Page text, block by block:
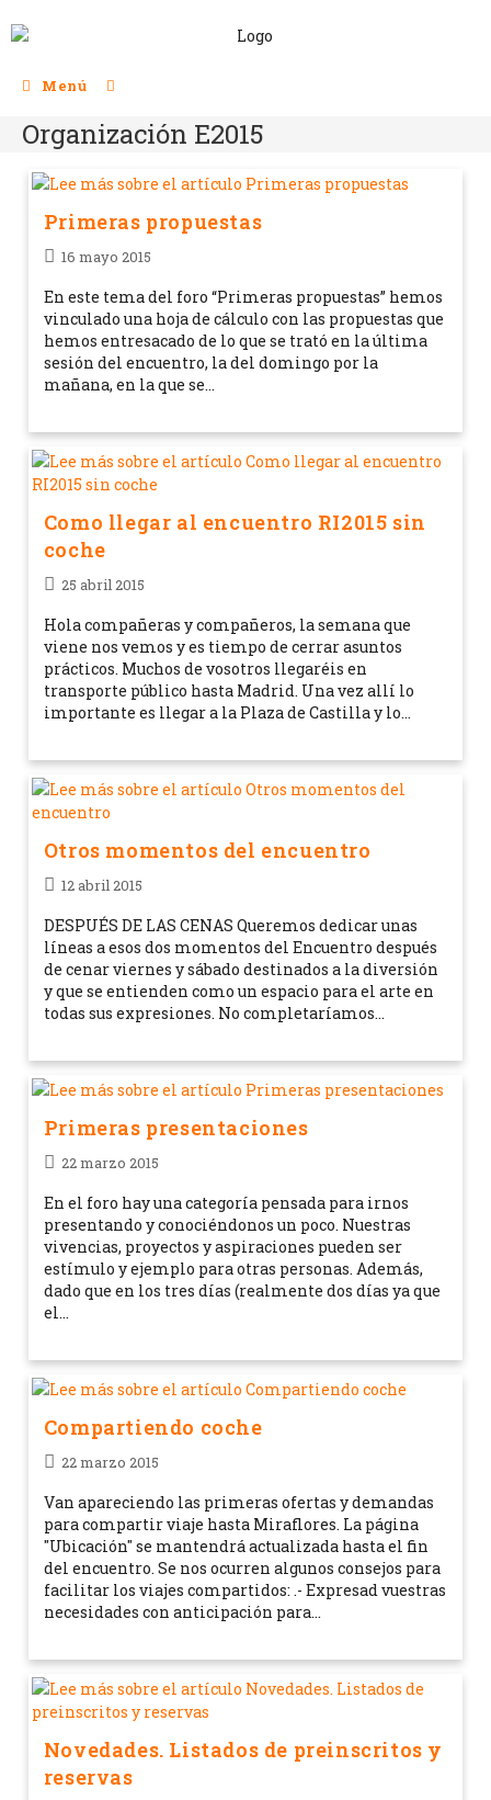
Menú
Organización E2015
Primeras propuestas
16 mayo 2015
En este tema del foro “Primeras propuestas” hemos
vinculado una hoja de cálculo con las propuestas que
hemos entresacado de lo que se trató en la última
sesión del encuentro, la del domingo por la
mañana, en la que se…
Como llegar al encuentro RI2015 sin
coche
25 abril 2015
Hola compañeras y compañeros, la semana que
viene nos vemos y es tiempo de cerrar asuntos
prácticos. Muchos de vosotros llegaréis en
transporte público hasta Madrid. Una vez allí lo
importante es llegar a la Plaza de Castilla y lo…
Otros momentos del encuentro
12 abril 2015
DESPUÉS DE LAS CENAS Queremos dedicar unas
líneas a esos dos momentos del Encuentro después
de cenar viernes y sábado destinados a la diversión
y que se entienden como un espacio para el arte en
todas sus expresiones. No completaríamos…
Primeras presentaciones
22 marzo 2015
En el foro hay una categoría pensada para irnos
presentando y conociéndonos un poco. Nuestras
vivencias, proyectos y aspiraciones pueden ser
estímulo y ejemplo para otras personas. Además,
dado que en los tres días (realmente dos días ya que
el…
Compartiendo coche
22 marzo 2015
Van apareciendo las primeras ofertas y demandas
para compartir viaje hasta Miraflores. La página
"Ubicación" se mantendrá actualizada hasta el fin
del encuentro. Se nos ocurren algunos consejos para
facilitar los viajes compartidos: .- Expresad vuestras
necesidades con anticipación para…
Novedades. Listados de preinscritos y
reservas